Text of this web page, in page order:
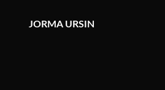
JORMA URSIN